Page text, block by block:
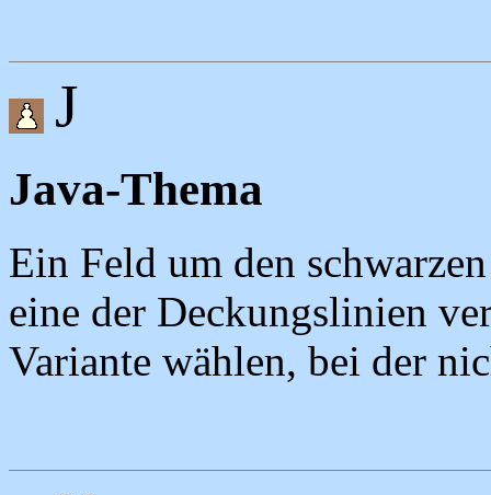
J
Java-Thema
Ein Feld um den
eine der Deckungslinien
Variante wählen, bei der